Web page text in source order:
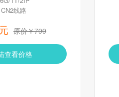
线路
原价￥799
查看价格